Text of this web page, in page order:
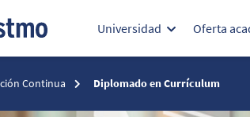
Universidad Oferta
Continua Diplomado en Currículum